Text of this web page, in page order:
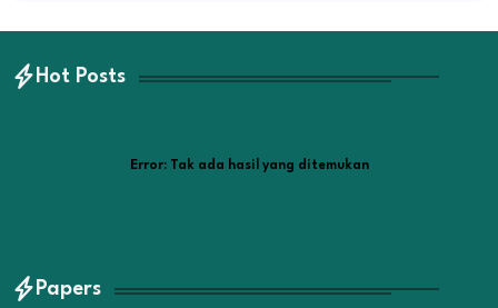
Hot Posts
Error:Tak ada hasil yang ditemukan
Papers